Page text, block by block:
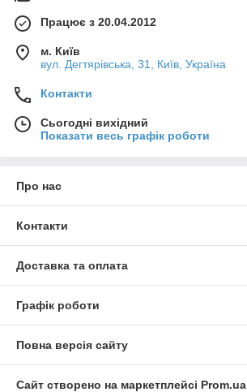
Працює з 20.04.2012
м. Київ
вул. Дегтярівська, 31, Київ, Україна
Контакти
Сьогодні вихідний
Показати весь графік роботи
Про нас
Контакти
Доставка та оплата
Графік роботи
Повна версія сайту
Сайт створено на маркетплейсі Prom.ua